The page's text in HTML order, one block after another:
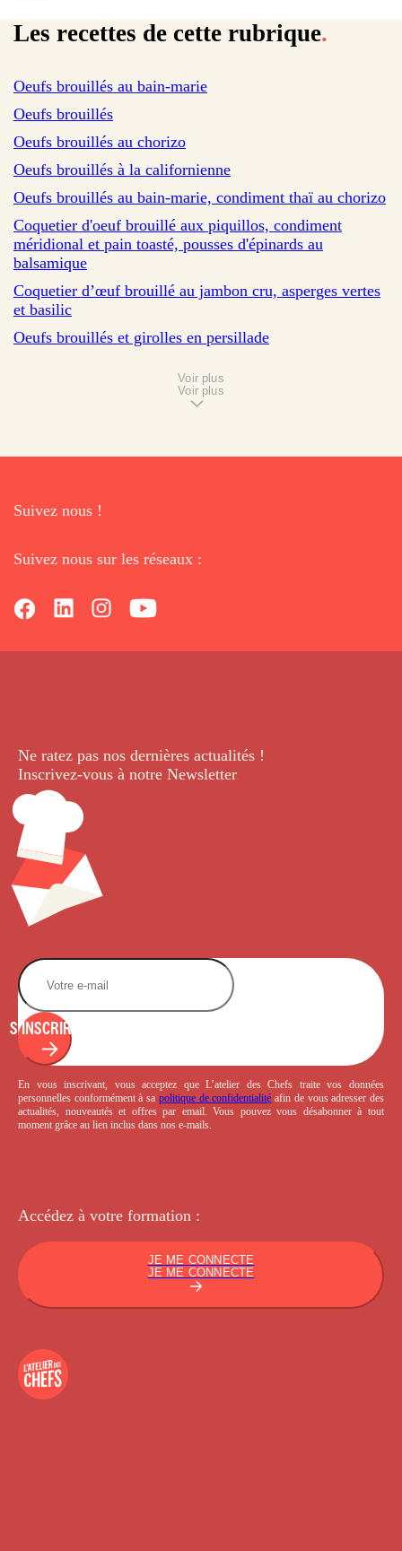
Les recettes de cette rubrique.
Oeufs brouillés au bain-marie
sur 2495 avis
Oeufs brouillés
sur 149 avis
Oeufs brouillés au chorizo
sur 7 avis
Oeufs brouillés à la californienne
sur 4 avis
Oeufs brouillés au bain-marie, condiment thaï au chorizo
Coquetier d'oeuf brouillé aux piquillos, condiment
méridional et pain toasté, pousses d'épinards au
balsamique
Coquetier d’œuf brouillé au jambon cru, asperges vertes
et basilic
Oeufs brouillés et girolles en persillade
Voir plus
Voir plus
Suivez nous !
Suivez nous sur les réseaux :
Ne ratez pas nos dernières actualités !
Inscrivez-vous à notre Newsletter.
S'INSCRIRE
En vous inscrivant, vous acceptez que L’atelier des Chefs traite vos données
personnelles conformément à sa politique de confidentialité afin de vous adresser des
actualités, nouveautés et offres par email. Vous pouvez vous désabonner à tout
moment grâce au lien inclus dans nos e-mails.
Accédez à votre formation :
JE ME CONNECTE
JE ME CONNECTE